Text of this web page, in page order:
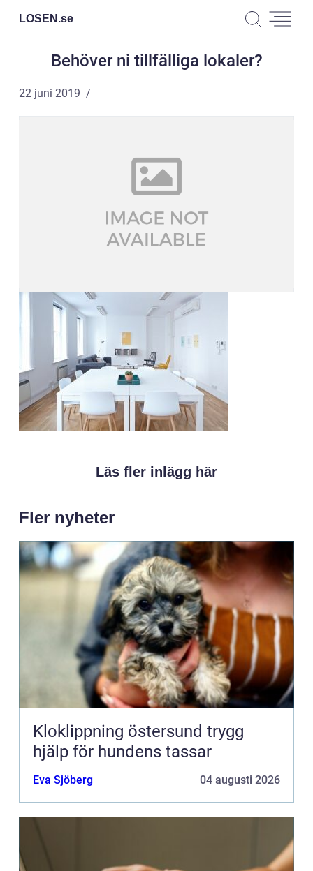
LOSEN.se
Behöver ni tillfälliga lokaler?
22 juni 2019
Läs fler inlägg här
Fler nyheter
Kloklippning östersund trygg
hjälp för hundens tassar
Eva Sjöberg 04 augusti 2026